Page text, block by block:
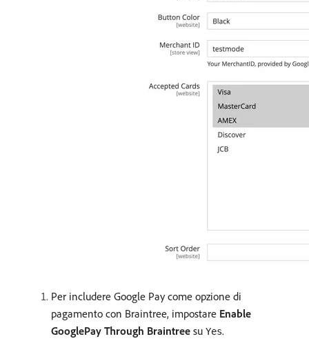
Per includere Google Pay come opzione di
pagamento con Braintree, impostare Enable
GooglePay Through Braintree su Yes.